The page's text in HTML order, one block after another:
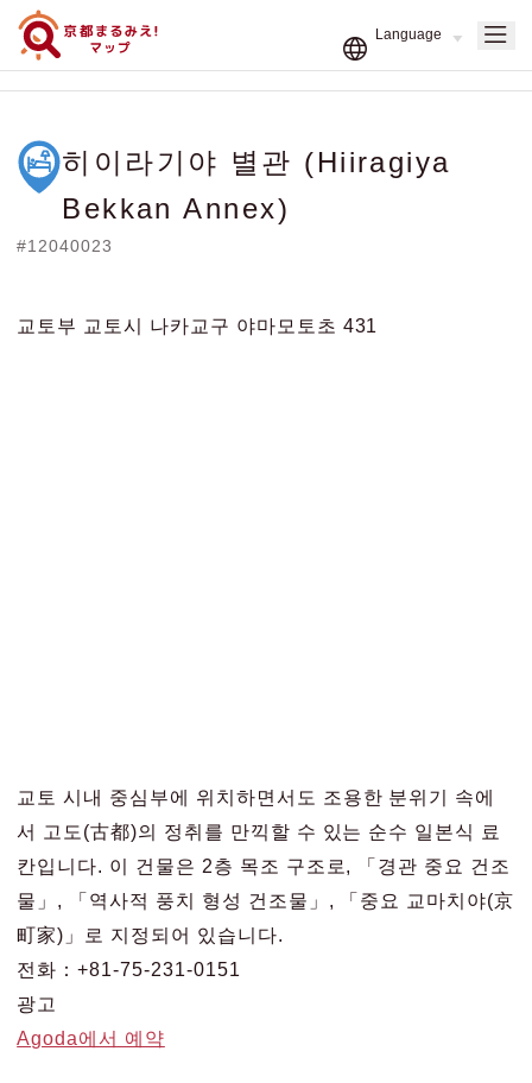
히이라기야 별관 (Hiiragiya
Bekkan Annex)
#12040023
교토부 교토시 나카교구 야마모토초 431
교토 시내 중심부에 위치하면서도 조용한 분위기 속에
서 고도(古都)의 정취를 만끽할 수 있는 순수 일본식 료
칸입니다. 이 건물은 2층 목조 구조로, 「경관 중요 건조
물」, 「역사적 풍치 형성 건조물」, 「중요 교마치야(京
町家)」로 지정되어 있습니다.
전화：+81-75-231-0151
광고
Agoda에서 예약